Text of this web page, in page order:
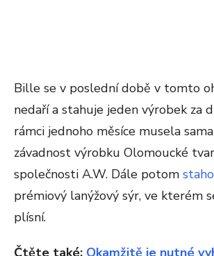
Bille se v poslední době v tomto
nedaří a stahuje jeden výrobek za
rámci jednoho měsíce musela
závadnost výrobku Olomoucké
společnosti A.W. Dále potom
prémiový lanýžový sýr, ve kterém
plísní.
Čtěte také: Okamžitě je nutné